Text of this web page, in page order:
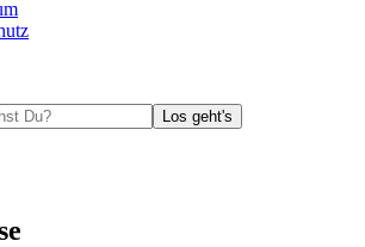
Los geht's